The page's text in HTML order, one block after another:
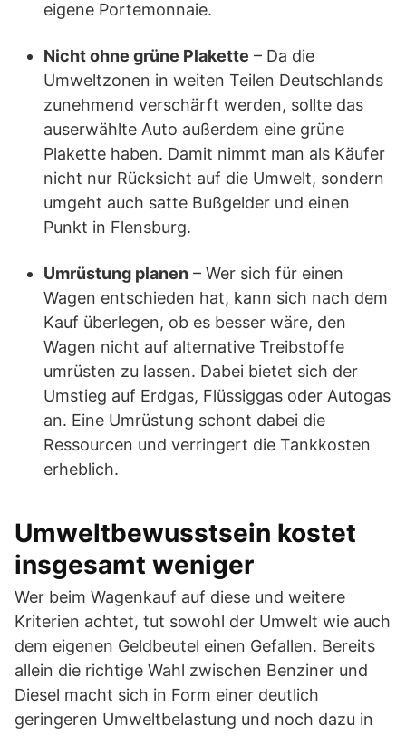
eigene Portemonnaie.
Nicht ohne grüne Plakette – Da die
Umweltzonen in weiten Teilen Deutschlands
zunehmend verschärft werden, sollte das
auserwählte Auto außerdem eine grüne
Plakette haben. Damit nimmt man als Käufer
nicht nur Rücksicht auf die Umwelt, sondern
umgeht auch satte Bußgelder und einen
Punkt in Flensburg.
Umrüstung planen – Wer sich für einen
Wagen entschieden hat, kann sich nach dem
Kauf überlegen, ob es besser wäre, den
Wagen nicht auf alternative Treibstoffe
umrüsten zu lassen. Dabei bietet sich der
Umstieg auf Erdgas, Flüssiggas oder Autogas
an. Eine Umrüstung schont dabei die
Ressourcen und verringert die Tankkosten
erheblich.
Umweltbewusstsein kostet
insgesamt weniger
Wer beim Wagenkauf auf diese und weitere
Kriterien achtet, tut sowohl der Umwelt wie auch
dem eigenen Geldbeutel einen Gefallen. Bereits
allein die richtige Wahl zwischen Benziner und
Diesel macht sich in Form einer deutlich
geringeren Umweltbelastung und noch dazu in